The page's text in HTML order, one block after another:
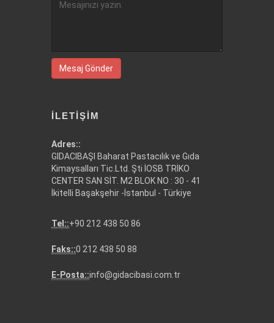
Mesaj Gönder
İLETIŞIM
Adres::
GIDACIBAŞI Baharat Pastacılık ve Gıda
Kimaysalları Tic.Ltd. Şti İOSB TRİKO
CENTER SAN SİT. M2 BLOK NO : 30 - 41
İkitelli Başakşehir -İstanbul - Türkiye
Tel::+90 212 438 50 86
Faks::0 212 438 50 88
E-Posta::info@gidacibasi.com.tr